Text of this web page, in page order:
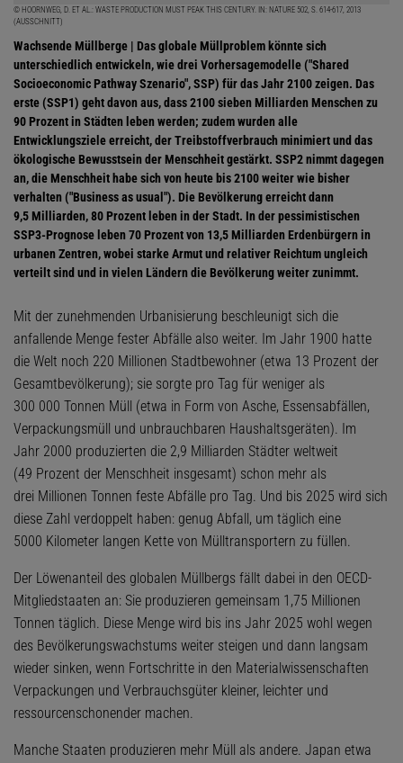
© HOORNWEG, D. ET AL.: WASTE PRODUCTION MUST PEAK THIS CENTURY. IN: NATURE 502, S. 614-617, 2013
(AUSSCHNITT)
Wachsende Müllberge | Das globale Müllproblem könnte sich
unterschiedlich entwickeln, wie drei Vorhersagemodelle ("Shared
Socioeconomic Pathway Szenario", SSP) für das Jahr 2100 zeigen. Das
erste (SSP1) geht davon aus, dass 2100 sieben Milliarden Menschen zu
90 Prozent in Städten leben werden; zudem wurden alle
Entwicklungsziele erreicht, der Treibstoffverbrauch minimiert und das
ökologische Bewusstsein der Menschheit gestärkt. SSP2 nimmt dagegen
an, die Menschheit habe sich von heute bis 2100 weiter wie bisher
verhalten ("Business as usual"). Die Bevölkerung erreicht dann
9,5 Milliarden, 80 Prozent leben in der Stadt. In der pessimistischen
SSP3-Prognose leben 70 Prozent von 13,5 Milliarden Erdenbürgern in
urbanen Zentren, wobei starke Armut und relativer Reichtum ungleich
verteilt sind und in vielen Ländern die Bevölkerung weiter zunimmt.
Mit der zunehmenden Urbanisierung beschleunigt sich die
anfallende Menge fester Abfälle also weiter. Im Jahr 1900 hatte
die Welt noch 220 Millionen Stadtbewohner (etwa 13 Prozent der
Gesamtbevölkerung); sie sorgte pro Tag für weniger als
300 000 Tonnen Müll (etwa in Form von Asche, Essensabfällen,
Verpackungsmüll und unbrauchbaren Haushaltsgeräten). Im
Jahr 2000 produzierten die 2,9 Milliarden Städter weltweit
(49 Prozent der Menschheit insgesamt) schon mehr als
drei Millionen Tonnen feste Abfälle pro Tag. Und bis 2025 wird sich
diese Zahl verdoppelt haben: genug Abfall, um täglich eine
5000 Kilometer langen Kette von Mülltransportern zu füllen.
Der Löwenanteil des globalen Müllbergs fällt dabei in den OECD-
Mitgliedstaaten an: Sie produzieren gemeinsam 1,75 Millionen
Tonnen täglich. Diese Menge wird bis ins Jahr 2025 wohl wegen
des Bevölkerungswachstums weiter steigen und dann langsam
wieder sinken, wenn Fortschritte in den Materialwissenschaften
Verpackungen und Verbrauchsgüter kleiner, leichter und
ressourcenschonender machen.
Manche Staaten produzieren mehr Müll als andere. Japan etwa